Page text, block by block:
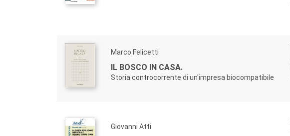
Marco Felicetti
IL BOSCO IN CASA.
Storia controcorrente di un'impresa biocompatibile
Giovanni Atti